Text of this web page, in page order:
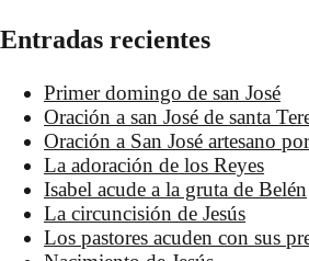
Entradas recientes
Primer domingo de san José
Oración a san José de santa
Oración a San José artesano
La adoración de los Reyes
Isabel acude a la gruta de Belén
La circuncisión de Jesús
Los pastores acuden con sus